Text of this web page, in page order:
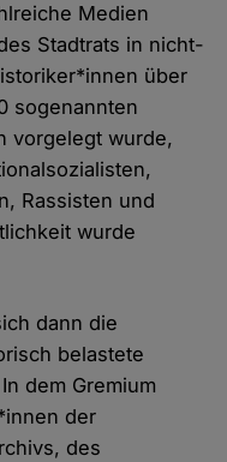
Medien
Stadtrats in nicht-
über
sogenannten
vorgelegt wurde,
Rassisten und
wurde
dann die
belastete
dem Gremium
der
des